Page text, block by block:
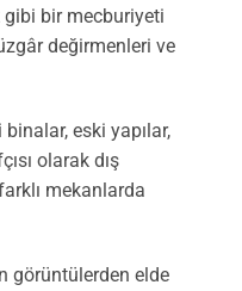
gibi bir mecburiyeti
değirmenleri ve
eski yapılar,
olarak dış
mekanlarda
görüntülerden elde